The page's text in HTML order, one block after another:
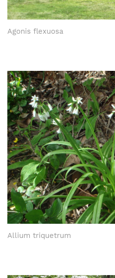
Agonis flexuosa
Allium triquetrum